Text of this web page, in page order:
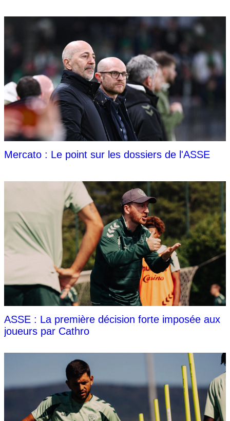
Mercato : Le point sur les dossiers de l'ASSE
ASSE : La première décision forte imposée aux
joueurs par Cathro